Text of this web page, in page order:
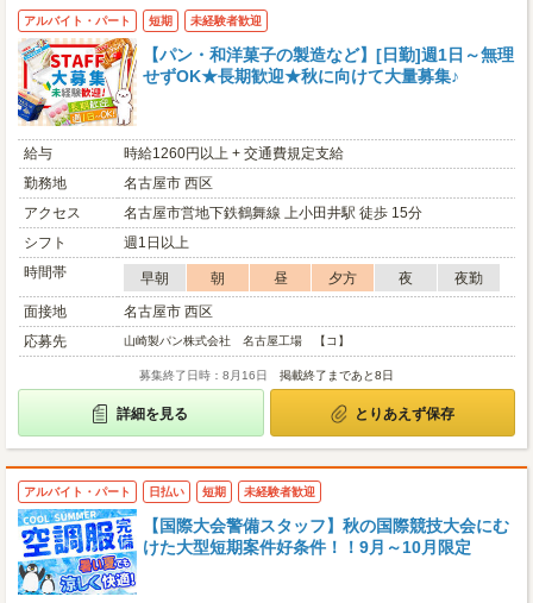
アルバイト・パート 短期 未経験者歓迎
【パン・和洋菓子の製造など】[日勤]週1日～無理
せずOK★長期歓迎★秋に向けて大量募集♪
給与
時給1260円以上 + 交通費規定支給
勤務地
名古屋市 西区
アクセス
名古屋市営地下鉄鶴舞線 上小田井駅 徒歩 15分
シフト
週1日以上
時間帯
早朝 朝 昼 夕方 夜
夜勤
面接地
名古屋市 西区
応募先
山崎製パン株式会社 名古屋工場 【コ】
募集終了日時：8月16日 掲載終了まであと8日
詳細を見る とりあえず保存
アルバイト・パート 日払い 短期 未経験者歓迎
【国際大会警備スタッフ】秋の国際競技大会にむ
けた大型短期案件好条件！！9月～10月限定